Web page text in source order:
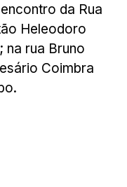
da Rua
Heleodoro
na rua Bruno
Coimbra